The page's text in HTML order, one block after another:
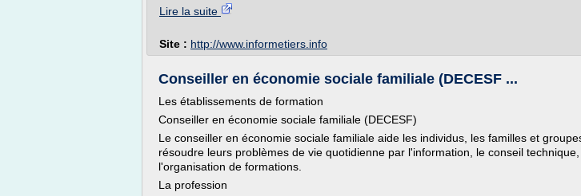
Lire la suite
Site : http://www.informetiers.info
Conseiller en économie sociale familiale (DECESF ...
Les établissements de formation
Conseiller en économie sociale familiale (DECESF)
Le conseiller en économie sociale familiale aide les individus, les familles et
résoudre leurs problèmes de vie quotidienne par l'information, le conseil technique,
l'organisation de formations.
La profession